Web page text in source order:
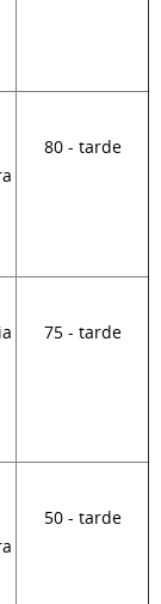
80 - tarde
75 - tarde
50 - tarde